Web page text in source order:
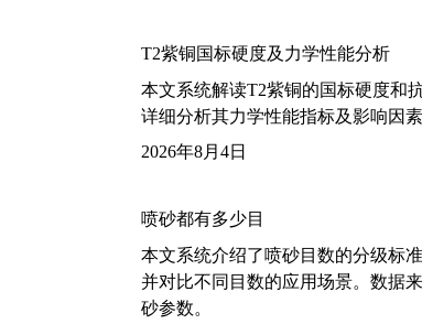
T2紫铜国标硬度及力学性能分析
本文系统解读T2紫铜的国标硬度和
详细分析其力学性能指标及影响因
2026年8月4日
喷砂都有多少目
本文系统介绍了喷砂目数的分级标
并对比不同目数的应用场景。数据
砂参数。